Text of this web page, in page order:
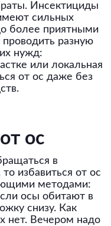
Инсектициды
сильных
более приятными
разную
нужд:
или локальная
от ос даже без
ос
в
избавиться от ос
методами:
осы обитают в
снизу. Как
нет. Вечером надо